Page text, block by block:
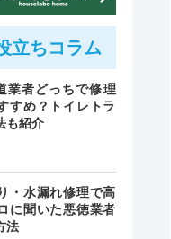
立ちコラム
業者どっちで修理
すめ？トイレトラ
も紹介
・水漏れ修理で高
に聞いた悪徳業者
法